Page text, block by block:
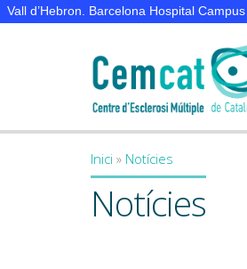
Vall d’Hebron. Barcelona Hospital Campus
You are here
Inici » Notícies
Notícies